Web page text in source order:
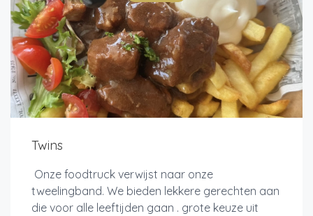
Twins
Onze foodtruck verwijst naar onze
tweelingband. We bieden lekkere gerechten aan
die voor alle leeftijden gaan . grote keuze uit